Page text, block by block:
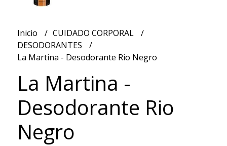
Inicio
CUIDADO CORPORAL
DESODORANTES
La Martina - Desodorante Rio Negro
La Martina -
Desodorante Rio
Negro